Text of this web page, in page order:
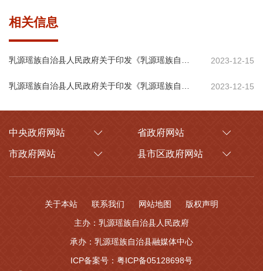
相关信息
乳源瑶族自治县人民政府关于印发《乳源瑶族自治县县级储备粮管理办法》的通知 2023-12-15
乳源瑶族自治县人民政府关于印发《乳源瑶族自治县县级储备粮管理办法》的通知 2023-12-15
中央政府网站 省政府网站
市政府网站 县市区政府网站
关于本站 联系我们 网站地图
版权声明
主办：乳源瑶族自治县人民政府
承办：乳源瑶族自治县融媒体中心
ICP备案号：粤ICP备05128698号